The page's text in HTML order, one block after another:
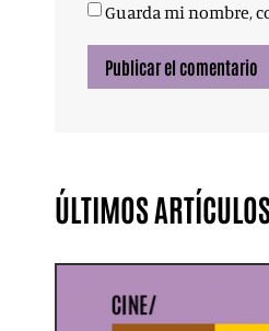
Guarda mi nombre,
ÚLTIMOS